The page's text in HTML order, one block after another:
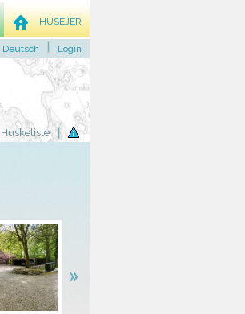
Huskeliste
HUSEJER
Deutsch Login